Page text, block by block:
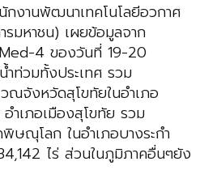
กงานพัฒนาเทคโนโลยีอวกาศ
รมหาชน) เผยข้อมูลจาก
4 ของวันที่ 19-20
ท่วมทั้งประเทศ รวม
ณจังหวัดสุโขทัยในอำเภอ
ำเภอเมืองสุโขทัย รวม
พิษณุโลก ในอำเภอบางระกำ
ไร่ ส่วนในภูมิภาคอื่นๆยัง